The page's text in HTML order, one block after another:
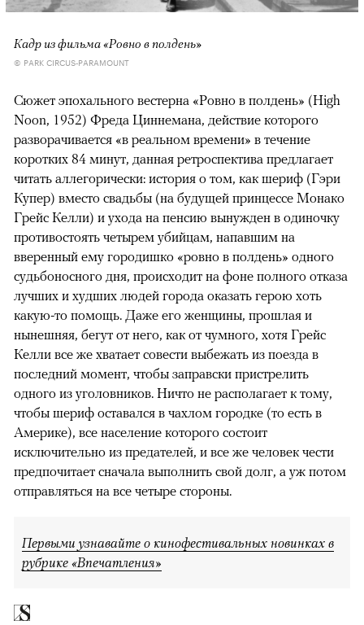
Кадр из фильма «Ровно в полдень»
© PARK CIRCUS-PARAMOUNT
Сюжет эпохального вестерна «Ровно в полдень» (High
Noon, 1952) Фреда Циннемана, действие которого
разворачивается «в реальном времени» в течение
коротких 84 минут, данная ретроспектива предлагает
читать аллегорически: история о том, как шериф (Гэри
Купер) вместо свадьбы (на будущей принцессе Монако
Грейс Келли) и ухода на пенсию вынужден в одиночку
противостоять четырем убийцам, напавшим на
вверенный ему городишко «ровно в полдень» одного
судьбоносного дня, происходит на фоне полного отказа
лучших и худших людей города оказать герою хоть
какую-то помощь. Даже его женщины, прошлая и
нынешняя, бегут от него, как от чумного, хотя Грейс
Келли все же хватает совести выбежать из поезда в
последний момент, чтобы заправски пристрелить
одного из уголовников. Ничто не располагает к тому,
чтобы шериф оставался в чахлом городке (то есть в
Америке), все население которого состоит
исключительно из предателей, и все же человек чести
предпочитает сначала выполнить свой долг, а уж потом
отправляться на все четыре стороны.
Первыми узнавайте о кинофестивальных новинках в
рубрике «Впечатления»